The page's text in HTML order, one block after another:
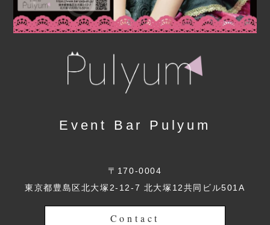
Event Bar Pulyum
〒170-0004
東京都豊島区北大塚2-12-7 北大塚12共同ビル501A
Contact